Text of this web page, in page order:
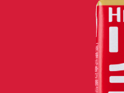
よくあるご質問
Q ：リハデイズの
公式